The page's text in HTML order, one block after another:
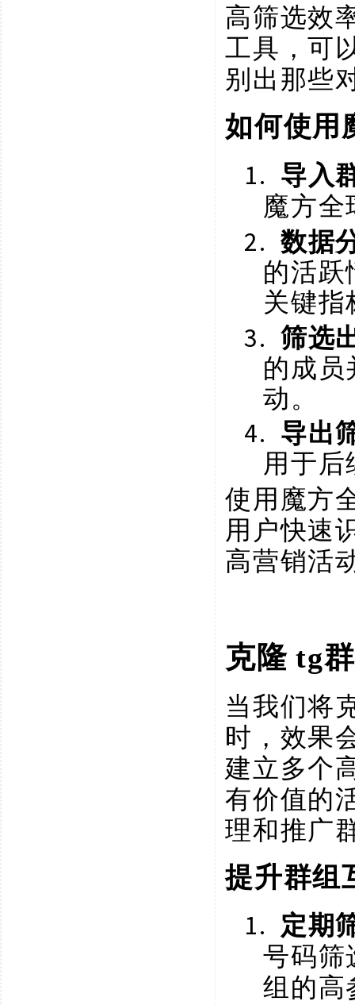
高筛选效
工具，可
别出那些
如何使用
1. 导入
魔方全
2. 数据
的活跃
关键指
3.筛选
的成员
动。
4. 导出
用于后
使用魔方
用户快速
高营销活
克隆 tg
当我们将
时，效果
建立多个
有价值的
理和推广
提升群组
1. 定期
号码筛
组的高